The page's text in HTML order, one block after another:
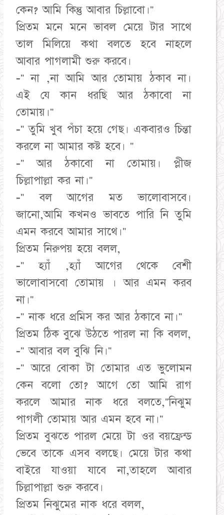
কেন? আমি কিন্তু আবার চিল্লাবো।"
প্রিতম মনে মনে ভাবল মেয়ে টার সাথে
তাল মিলিয়ে কথা বলতে হবে নাহলে
আবার পাগলামী শুরু করবে।
-" না ,না আমি আর তোমায় ঠকাব না।
এই যে কান ধরছি আর ঠকাবো না
তোমায়।"
-" তুমি খুব পঁচা হয়ে গেছ। একবারও চিন্তা
করলে না আমার কষ্ট হবে। "
-" আর ঠকাবো না তোমায়। প্লীজ
চিল্লাপাল্লা কর না।"
-" বল আগের মত ভালোবাসবে।
জানো,আমি কখনও ভাবতে পারি নি তুমি
এমন করবে আমার সাথে।"
প্রিতম নিরুপয় হয়ে বলল,
-" হ্যাঁ ,হ্যাঁ আগের থেকে বেশী
ভালোবাসবো তোমায় । আর এমন করব
না।"
-" নাক ধরে প্রমিস কর আর ঠকাবে না।"
প্রিতম ঠিক বুঝে উঠতে পারল না কি বলল,
-" আবার বল বুঝি নি।"
-" আরে বোকা টা তোমার এত ভুলোমন
কেন বলো তো? আগে তো আমি রাগ
করলে আমার নাক ধরে বলতে,"নিঝুম
পাগলী তোমায় আর এমন হবে না।"
প্রিতম বুঝতে পারল মেয়ে টা ওর বয়ফ্রেন্ড
ভেবে তাকে এসব বলছে। মেয়ে টার কথা
বাইরে যাওয়া যাবে না,তাহলে আবার
চিল্লাপাল্লা শুরু করবে।
প্রিতম নিঝুমের নাক ধরে বলল,